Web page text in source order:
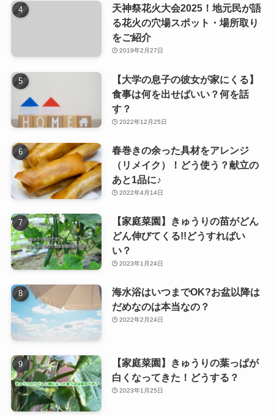
天神祭花火大会2025！地元民が語
る花火の穴場スポット・場所取り
をご紹介
2019年2月27日
【大学の息子の彼女が家にくる】
食事は何を出せばいい？何を話
す？
2022年12月25日
春巻きの余った具材をアレンジ
（リメイク）！どう使う？献立の
あと1品に♪
2022年4月14日
【家庭菜園】きゅうりの苗がどん
どん伸びてくる!!どうすればい
い？
2023年1月24日
海水浴はいつまでOK?お盆以降は
だめなのは本当なの？
2022年2月24日
【家庭菜園】きゅうりの葉っぱが
白くなってきた！どうする？
2023年1月25日